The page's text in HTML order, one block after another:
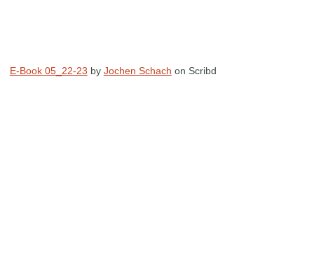
E-Book 05_22-23 by Jochen Schach on Scribd